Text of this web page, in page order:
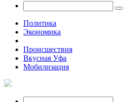
Политика
Экономика
Происшествия
Вкусная Уфа
Мобилизация